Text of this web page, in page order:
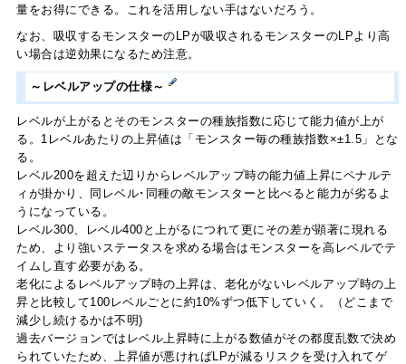
量をお得にできる。これを活用しない手はないだろう。
なお、吸収するモンスターのLPが吸収されるモンスターのLPより高
い場合は逆効果になるため注意。
～レベルアップの仕様～
レベルが上がるとそのモンスターの種族指数に応じて能力値が上が
る。1レベルあたりの上昇値は「モンスター毎の種族指数×±1.5」とな
る。
レベル200を超えた辺りからレベルアップ時の能力値上昇にペナルテ
ィが掛かり、同レベル･同種の敵モンスターと比べると能力が劣るよ
うになっている。
レベル300、レベル400と上がるにつれて更にその差が顕著に現れる
ため、より強いステータスを求める場合はモンスターを高レベルでテ
イムし直す必要がある。
老化によるレベルアップ時の上昇は、老化がないレベルアップ時の上
昇と比較して100レベルごとに約10%ずつ低下していく。（どこまで
減少し続けるかは不明)
過去バージョンではレベル上昇時に上がる数値がその都度乱数で決め
られていたため、上昇値が悪ければLPが減るリスクを受け入れてゲ